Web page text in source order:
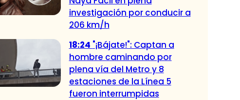
investigación por conducir a
206 km/h
18:24 "¡Bájate!": Captan a
hombre caminando por
plena vía del Metro y 8
estaciones de la Línea 5
fueron interrumpidas